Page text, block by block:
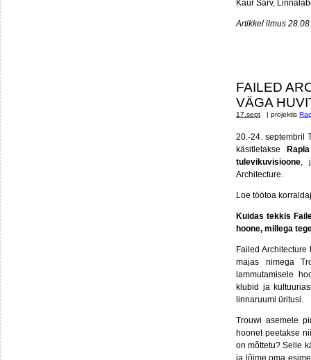
Kaur Sarv,
Artikkel ilmus
FAILED
VÄGA
17.sept | projektis
20.-24. septembril
käsitletakse
tulevikuvisioone,
Architecture.
Loe töötoa
Kuidas tekkis
hoone, millega
Failed
majas nimega
lammutamisele
klubid ja
linnaruumi üritusi.
Trouwi asemele
hoonet peetakse
on mõttetu? Selle
ja lõime oma